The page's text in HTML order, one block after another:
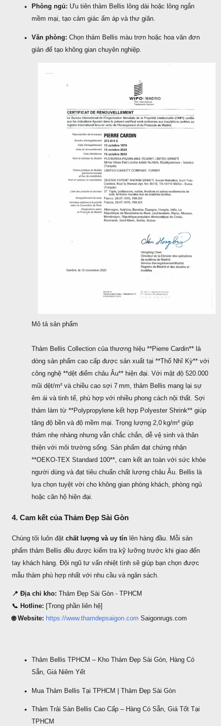
Phòng ngủ: Ưu tiên thảm Bellis lông dài hoặc lông ngắn
mềm mại, tạo cảm giác ấm áp và thư giãn.
Văn phòng: Chọn thảm Bellis màu trơn hoặc hoa văn đơn
giản để tạo không gian chuyên nghiệp.
Mô tả sản phẩm
Thảm Bellis Collection của thương hiệu **Pierre Cardin** là
dòng sản phẩm cao cấp được sản xuất tại **Thổ Nhĩ Kỳ** với
công nghệ **dệt điểm châu Âu** hiện đại. Với mật độ 520.000
mũi dệt/m² và chiều cao sợi 7 mm, thảm Bellis mang lại sự
êm ái và tinh tế, phù hợp với nhiều phong cách nội thất. Sợi
thảm làm từ **Polypropylene kết hợp Polyester Shrink** giúp
tăng độ bền và độ mềm mại. Trọng lượng 2,0 kg/m² giúp
thảm nhẹ nhàng nhưng vẫn chắc chắn, dễ vệ sinh và thân
thiện với môi trường sống. Sản phẩm đạt chứng nhận
**OEKO‑TEX Standard 100**, cam kết an toàn với sức khỏe
người dùng và đạt tiêu chuẩn chất lượng châu Âu. Bellis là
lựa chọn tuyệt vời cho không gian phòng khách, phòng ngủ
hoặc căn hộ hiện đại.
4. Cam kết của Thảm Đẹp Sài Gòn
Chúng tôi luôn đặt chất lượng và uy tín lên hàng đầu. Mỗi sản
phẩm thảm Bellis đều được kiểm tra kỹ lưỡng trước khi giao đến
tay khách hàng. Đội ngũ tư vấn nhiệt tình sẽ giúp bạn chọn được
mẫu thảm phù hợp nhất với nhu cầu và ngân sách.
📍 Địa chỉ kho: Thảm Đẹp Sài Gòn - TPHCM
📞 Hotline: [Trong phần liên hệ]
🌐 Website: https://www.thamdepsaigon.com Saigonrugs.com
Thảm Bellis TPHCM – Kho Thảm Đẹp Sài Gòn, Hàng Có
Sẵn, Giá Niêm Yết
Mua Thảm Bellis Tại TPHCM | Thảm Đẹp Sài Gòn
Thảm Trải Sàn Bellis Cao Cấp – Hàng Có Sẵn, Giá Tốt Tại
TPHCM